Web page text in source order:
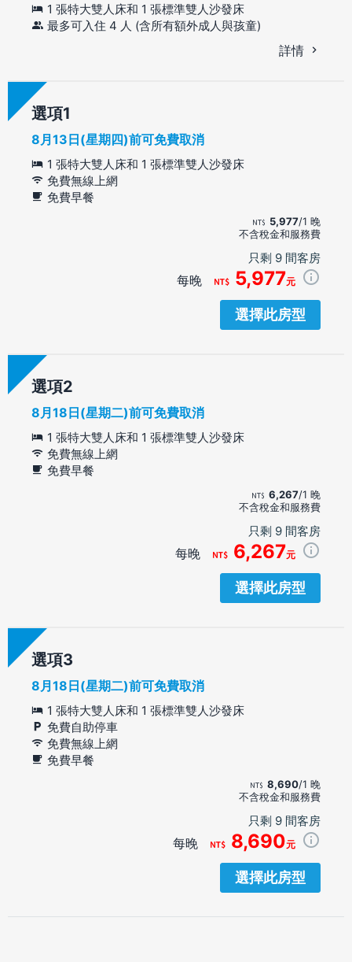
1 張特大雙人床和 1 張標準雙人沙發床
最多可入住 4 人 (含所有額外成人與孩童)
詳情
選項
8月13日(星期四)前可免費取消
1 張特大雙人床和 1 張標準雙人沙發床
免費無線上網
免費早餐
5,977/1 晚
不含稅金和服務費
只剩 9 間客房
每晚 5,977元
選擇此房型
選項
8月18日(星期二)前可免費取消
1 張特大雙人床和 1 張標準雙人沙發床
免費無線上網
免費早餐
6,267/1 晚
不含稅金和服務費
只剩 9 間客房
每晚 6,267元
選擇此房型
選項
8月18日(星期二)前可免費取消
1 張特大雙人床和 1 張標準雙人沙發床
免費自助停車
免費無線上網
免費早餐
8,690/1 晚
不含稅金和服務費
只剩 9 間客房
每晚 8,690元
選擇此房型